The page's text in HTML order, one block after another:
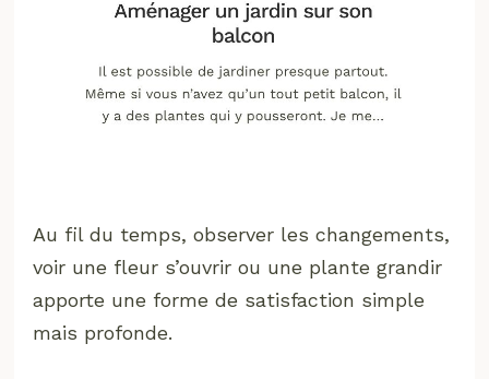
Au fil du temps, observer les changements,
voir une fleur s’ouvrir ou une plante grandir
apporte une forme de satisfaction simple
mais profonde.